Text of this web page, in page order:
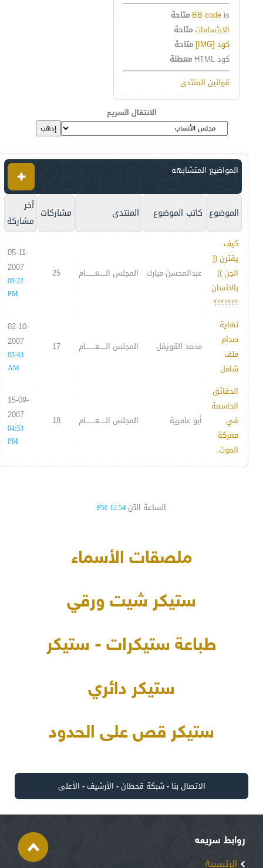
BB code is
متاحة
الابتساماتمتاحة
كود [IMG]
متاحة
كود HTML
معطلة
قوانين المنتدى
الانتقال السريع
المواضيع المتشابهه
الموضوع كاتب الموضوع المنتدى مشاركات آخر
مشاركة
كيف
يقترن ((
الجن ))
بالانسان
؟؟؟؟؟؟؟
عبدالمحسن مبارك المجلس الـــــعــــــــام 25
05-11-
2007
09:22
PM
نهاية
صدام
ملف
شامل
محمد القويفل المجلس الـــــعــــــــام 17
02-10-
2007
05:43
AM
الدقائق
الحاسمة
في
معركة
الموت.
أبو عامرية المجلس الـــــعــــــــام 18
15-09-
2007
04:53
PM
الساعة الآن 12:54 PM
ملصقات الأسماء
ستيكر شيت ورقي
طباعة ستيكرات - ستيكر
ستيكر دائري
ستيكر قص على الحدود
الاتصال بنا -شبكة قحطان- الأرشيف- الأعلى
روابط سريعه
الرئيسية